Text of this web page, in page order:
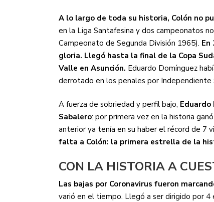
A lo largo de toda su historia, Colón no
en la Liga Santafesina y dos campeonatos
Campeonato de Segunda División 1965). En
gloria. Llegó hasta la final de la Copa
Valle en Asunción. Eduardo Domínguez
derrotado en los penales por Independiente
A fuerza de sobriedad y perfil bajo,
Sabalero: por primera vez en la historia
anterior ya tenía en su haber el récord de 7
falta a Colón: la primera estrella de la
CON LA HISTORIA A
Las bajas por Coronavirus fueron
varió en el tiempo. Llegó a ser dirigido por